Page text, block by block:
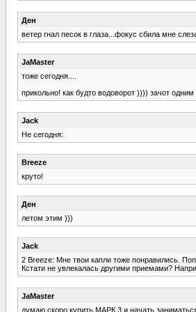
Ден
ветер гнал песок в глаза...фокус сбила мне
JaMaster
тоже сегодня....
прикольно! как будто водоворот )))) зачот
Jack
Не сегодня:
Breeze
круто!
Ден
летом этим )))
Jack
2 Breeze: Мне твои капли тоже понравились.
Кстати не увлекалась другими приемами?
JaMaster
думаю скоро купить МАРК 3 и начать